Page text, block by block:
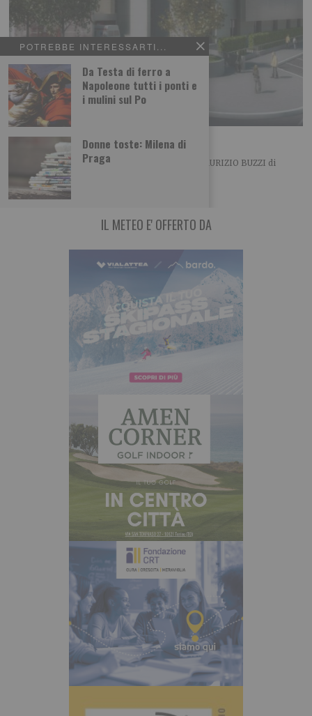
POTREBBE INTERESSARTI...
Da Testa di ferro a
Napoleone tutti i ponti e
i mulini sul Po
Donne toste: Milena di
Praga
Pranzo alla Fondazione Buzzi
Lunedì, giorno di Pasquetta, alla FONDAZIONE MAURIZIO BUZZI di
Casale Monferrato si è svolto il tradizionale
IL METEO E' OFFERTO DA